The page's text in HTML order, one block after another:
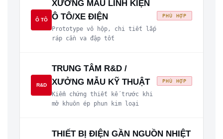
Ô TÔ
XƯỞNG MẪU LINH KIỆN
Ô TÔ/XE ĐIỆN
Prototype vỏ hộp, chi tiết lắp
ráp cần va đập tốt
PHÙ HỢP
R&D
TRUNG TÂM R&D /
XƯỞNG MẪU KỸ THUẬT
Kiểm chứng thiết kế trước khi
mở khuôn ép phun kim loại
PHÙ HỢP
THIẾT BỊ ĐIỆN GẦN NGUỒN NHIỆT